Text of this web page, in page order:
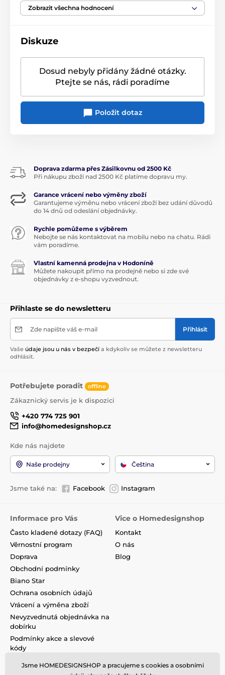
Zobrazit všechna hodnocení
Diskuze
Dosud nebyly přidány žádné otázky.
Ptejte se nás, rádi poradíme
Položit dotaz
Doprava zdarma přes Zásilkovnu od 2500 Kč
Při nákupu zboží nad 2500 Kč platíme dopravu my.
Garance vrácení nebo výměny zboží
Garantujeme výměnu nebo vrácení zboží bez udání důvodů
do 14 dnů od odeslání objednávky.
Rychle pomůžeme s výběrem
Nebojte se nás kontaktovat na mobilu nebo na chatu. Rádi
vám poradíme.
Vlastní kamenná prodejna v Hodoníně
Můžete nakoupit přímo na prodejně nebo si zde své
objednávky z e-shopu vyzvednout.
Přihlaste se do newsletteru
Zde napište váš e-mail Přihlásit
Vaše údaje jsou u nás v bezpečí a kdykoliv se můžete z newsletteru
odhlásit.
Potřebujete poradit offline
Zákaznický servis je k dispozici
+420 774 725 901
info@homedesignshop.cz
Kde nás najdete
Naše prodejny Čeština
Jsme také na: Facebook Instagram
Informace pro Vás
Často kladené dotazy (FAQ)
Věrnostní program
Doprava
Obchodní podmínky
Biano Star
Ochrana osobních údajů
Vrácení a výměna zboží
Nevyzvednutá objednávka na
dobírku
Podmínky akce a slevové
kódy
Vice o Homedesignshop
Kontakt
O nás
Blog
Jsme HOMEDESIGNSHOP a pracujeme s cookies a osobními